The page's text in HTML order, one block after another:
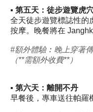
▪ 第五天： 徒步遊覽虎
全天徒步遊覽標誌性的
按摩。 晚餐將在
#額外體驗︰ 晚上穿著
（**需額外收費**）
▪ 第六天：離開不丹
早餐後，專車送往帕羅